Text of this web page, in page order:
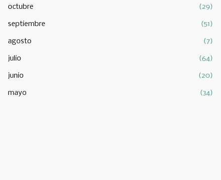
octubre (29)
septiembre (51)
agosto (7)
julio (64)
junio (20)
mayo (34)